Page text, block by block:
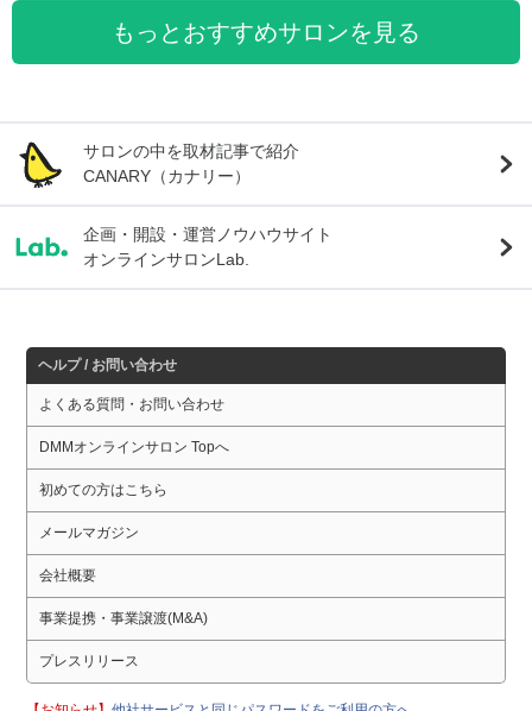
もっとおすすめサロンを見る
サロンの中を取材記事で紹介
CANARY（カナリー）
企画・開設・運営ノウハウサイト
オンラインサロンLab.
ヘルプ / お問い合わせ
よくある質問・お問い合わせ
DMMオンラインサロン Topへ
初めての方はこちら
メールマガジン
会社概要
事業提携・事業譲渡(M&A)
プレスリリース